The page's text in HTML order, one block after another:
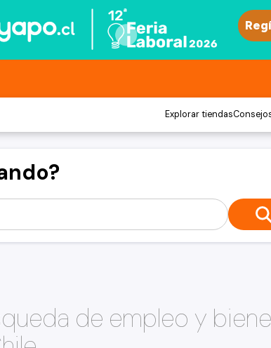
Explorar tiendas
de empleo y